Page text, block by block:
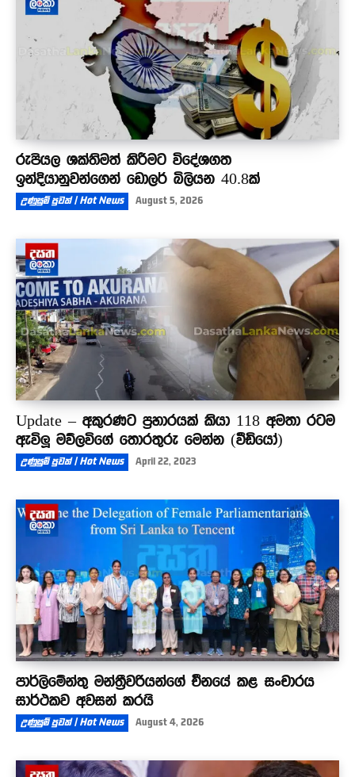
රුපියල ශක්තිමත් කිරීමට විදේශගත
ඉන්දියානුවන්ගෙන් ඩොලර් බිලියන 40.8ක්
උණුසුම් පුවත් | Hot News August 5, 2026
Update – අකුරණට ප්‍රහාරයක් කියා 118 අමතා රටම
ඇවිලූ මව්ලවිගේ තොරතුරු මෙන්න (වීඩියෝ)
උණුසුම් පුවත් | Hot News April 22, 2023
පාර්ලිමේන්තු මන්ත්‍රීවරියන්ගේ චීනයේ කළ සංචාරය
සාර්ථකව අවසන් කරයි
උණුසුම් පුවත් | Hot News August 4, 2026